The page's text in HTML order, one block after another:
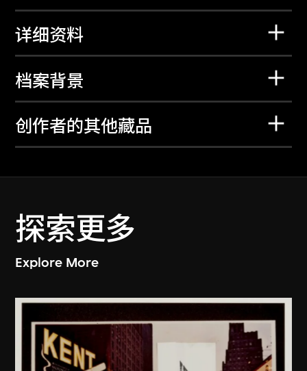
详细资料
档案背景
创作者的其他藏品
探索更多
Explore More